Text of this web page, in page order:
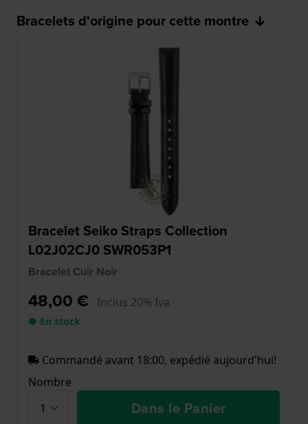
Bracelets d'origine pour cette montre
Bracelet Seiko Straps Collection
L02J02CJ0 SWR053P1
Bracelet Cuir Noir
48,00 € Inclus 20% Iva
● En stock
Commandé avant 18:00, expédié aujourd'hui!
Nombre
Dans le Panier